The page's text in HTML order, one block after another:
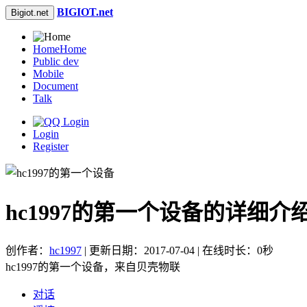
Bigiot.net BIGIOT.net
HomeHome
Public dev
Mobile
Document
Talk
Login
Register
hc1997的第一个设备的详细介
创作者： hc1997 | 更新日期：2017-07-04 | 在线时长：0秒
hc1997的第一个设备，来自贝壳物联
对话